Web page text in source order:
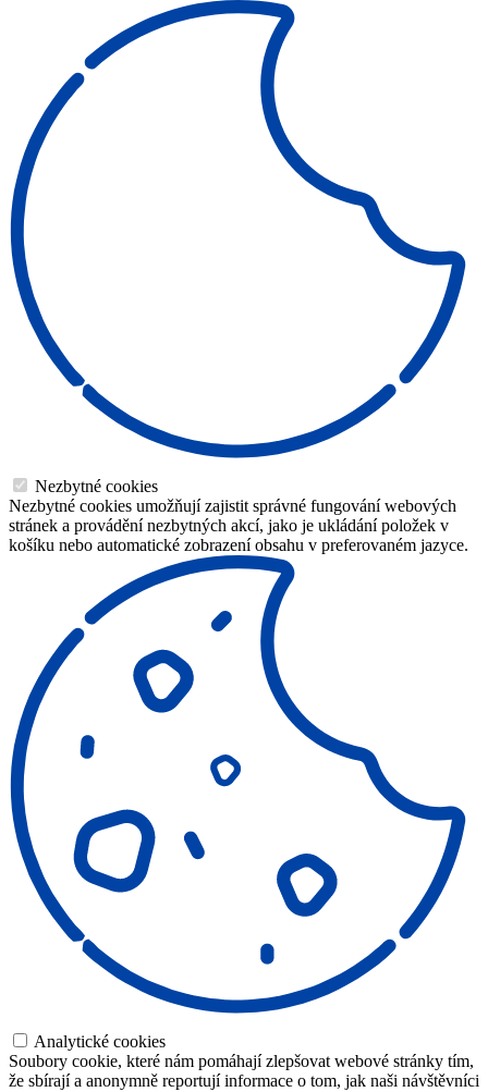
Nezbytné cookies
Nezbytné cookies umožňují zajistit správné fungování webových
stránek a provádění nezbytných akcí, jako je ukládání položek v
košíku nebo automatické zobrazení obsahu v preferovaném jazyce.
Analytické cookies
Soubory cookie, které nám pomáhají zlepšovat webové stránky tím,
že sbírají a anonymně reportují informace o tom, jak naši návštěvníci